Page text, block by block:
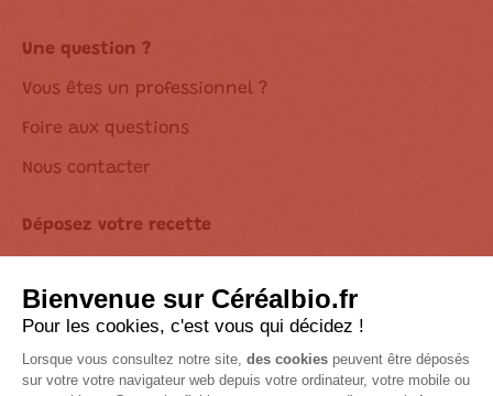
Une question ?
Vous êtes un professionnel ?
Foire aux questions
Nous contacter
Déposez votre recette
Suivez-nous sur les réseaux !